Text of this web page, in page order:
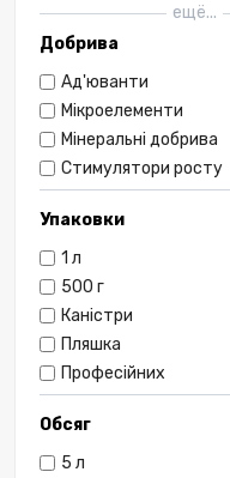
ещё...
Добрива
Ад'юванти
Мікроелементи
Мінеральні добрива
Стимулятори росту
Упаковки
1 л
500 г
Каністри
Пляшка
Професійних
Обсяг
5 л